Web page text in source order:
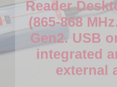
Reader
(865-868
Gen2. USB
integrated
external